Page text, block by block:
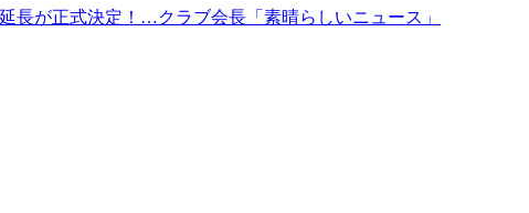
長が正式決定！…クラブ会長「素晴らしいニュース」